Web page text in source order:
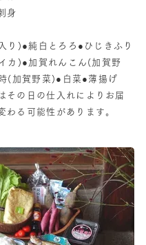
身
り)●純白とろろ●ひじきふり
カ)●加賀れんこん(加賀野
(加賀野菜)●白菜●薄揚げ
その日の仕入れによりお届
わる可能性があります。